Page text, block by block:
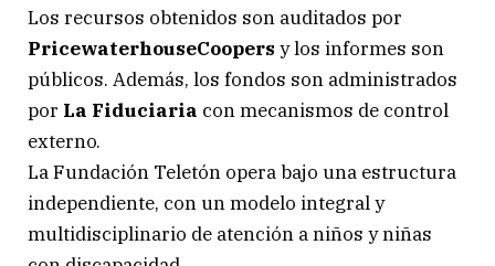
Los recursos obtenidos son auditados por
PricewaterhouseCoopers y los informes son
públicos. Además, los fondos son administrados
por La Fiduciaria con mecanismos de control
externo.
La Fundación Teletón opera bajo una estructura
independiente, con un modelo integral y
multidisciplinario de atención a niños y niñas